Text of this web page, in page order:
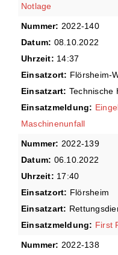
Notlage
Nummer: 2022-140
Datum: 08.10.2022
Uhrzeit: 14:37
Einsatzort: Flörsheim-
Einsatzart: Technische
Einsatzmeldung:
Maschinenunfall
Nummer: 2022-139
Datum: 06.10.2022
Uhrzeit: 17:40
Einsatzort: Flörsheim
Einsatzart:
Einsatzmeldung: First
Nummer: 2022-138